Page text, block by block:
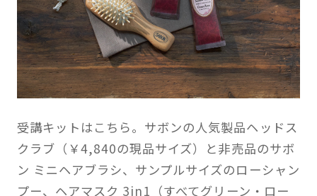
受講キットはこちら。サボンの人気製品ヘッドス
クラブ（￥4,840の現品サイズ）と非売品のサボ
ン ミニヘアブラシ、サンプルサイズのローシャン
プー、ヘアマスク 3in1（すべてグリーン・ロー